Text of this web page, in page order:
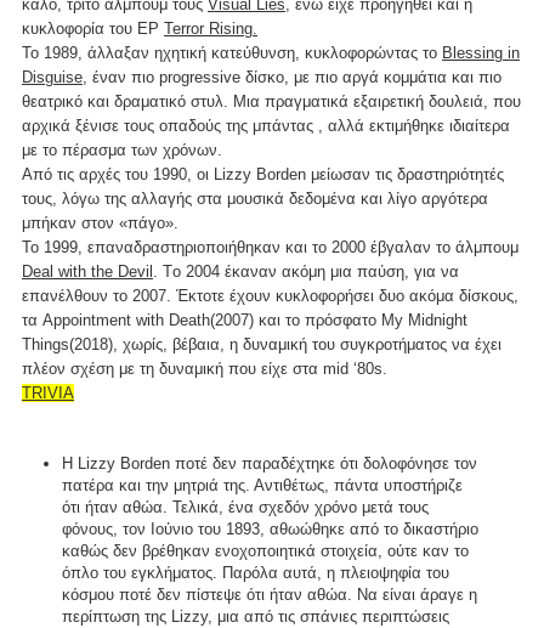
καλό, τρίτο άλμπουμ τους Visual Lies, ενώ είχε προηγηθεί και η
κυκλοφορία του EP Terror Rising.
To 1989, άλλαξαν ηχητική κατεύθυνση, κυκλοφορώντας το Blessing in
Disguise , έναν πιο progressive δίσκο, με πιο αργά κομμάτια και πιο
θεατρικό και δραματικό στυλ. Μια πραγματικά εξαιρετική δουλειά, που
αρχικά ξένισε τους οπαδούς της μπάντας , αλλά εκτιμήθηκε ιδιαίτερα
με το πέρασμα των χρόνων.
Από τις αρχές του 1990, οι Lizzy Borden μείωσαν τις δραστηριότητές
τους, λόγω της αλλαγής στα μουσικά δεδομένα και λίγο αργότερα
μπήκαν στον «πάγο».
Το 1999, επαναδραστηριοποιήθηκαν και το 2000 έβγαλαν το άλμπουμ
Deal with the Devil . Tο 2004 έκαναν ακόμη μια παύση, για να
επανέλθουν το 2007. Έκτοτε έχουν κυκλοφορήσει δυο ακόμα δίσκους,
τα Appointment with Death(2007) και το πρόσφατο My Midnight
Things(2018), χωρίς, βέβαια, η δυναμική του συγκροτήματος να έχει
πλέον σχέση με τη δυναμική που είχε στα mid ‘80s.
TRIVIA
H Lizzy Borden ποτέ δεν παραδέχτηκε ότι δολοφόνησε τον
πατέρα και την μητριά της. Αντιθέτως, πάντα υποστήριζε
ότι ήταν αθώα. Τελικά, ένα σχεδόν χρόνο μετά τους
φόνους, τον Ιούνιο του 1893, αθωώθηκε από το δικαστήριο
καθώς δεν βρέθηκαν ενοχοποιητικά στοιχεία, ούτε καν το
όπλο του εγκλήματος. Παρόλα αυτά, η πλειοψηφία του
κόσμου ποτέ δεν πίστεψε ότι ήταν αθώα. Να είναι άραγε η
περίπτωση της Lizzy, μια από τις σπάνιες περιπτώσεις